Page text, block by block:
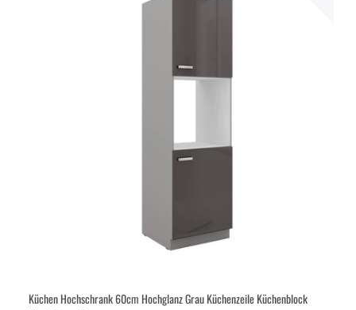
Küchen Hochschrank 60cm Hochglanz Grau Küchenzeile Küchenblock